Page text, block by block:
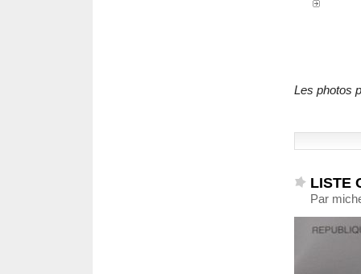
Les photos
LISTE
Par